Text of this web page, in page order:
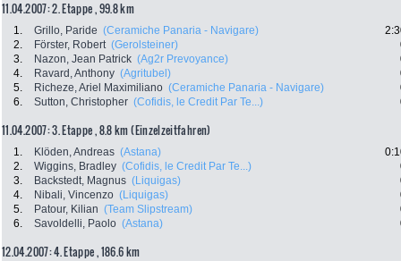
11.04.2007: 2. Etappe , 99.8 km
1. Grillo, Paride (Ceramiche Panaria - Navigare)
2.
Förster, Robert (Gerolsteiner)
3.
Nazon, Jean Patrick (Ag2r Prevoyance)
4.
Ravard, Anthony (Agritubel)
5.
Richeze, Ariel Maximiliano (Ceramiche Panaria - Navigare)
6.
Sutton, Christopher (Cofidis, le Credit Par Te...)
11.04.2007: 3. Etappe , 8.8 km (Einzelzeitfahren)
1. Klöden, Andreas (Astana)
2.
Wiggins, Bradley (Cofidis, le Credit Par Te...)
3.
Backstedt, Magnus (Liquigas)
4.
Nibali, Vincenzo (Liquigas)
5.
Patour, Kilian (Team Slipstream)
6.
Savoldelli, Paolo (Astana)
12.04.2007: 4. Etappe , 186.6 km